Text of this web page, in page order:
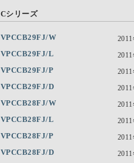
Cシリーズ
VPCCB29FJ/W
VPCCB29FJ/L
VPCCB29FJ/P
VPCCB29FJ/D
VPCCB28FJ/W
VPCCB28FJ/L
VPCCB28FJ/P
VPCCB28FJ/D